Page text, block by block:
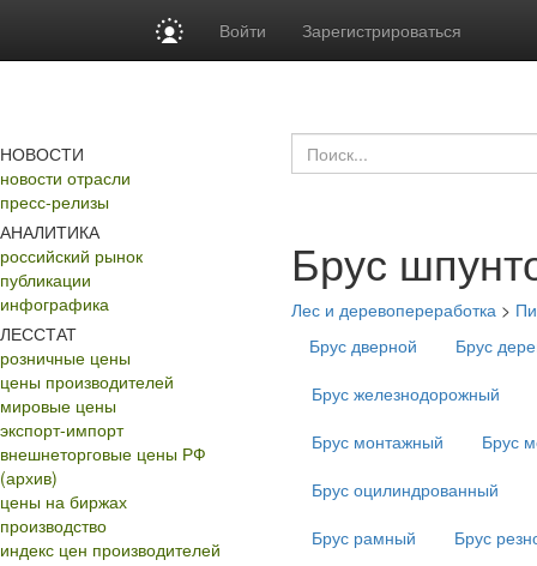
Войти Зарегистрироваться
НОВОСТИ
новости отрасли
пресс-релизы
АНАЛИТИКА
российский рынок
публикации
инфографика
ЛЕССТАТ
розничные цены
цены производителей
мировые цены
экспорт-импорт
внешнеторговые цены РФ
(архив)
цены на биржах
производство
индекс цен производителей
Брус
Лес и деревопереработка >
Брус дверной
Брус
Брус железнодорожный
Брус монтажный
Брус
Брус оцилиндрованный
Брус рамный
Брус